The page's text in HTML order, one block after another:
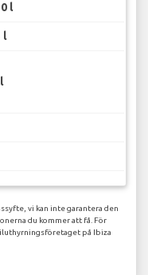
l
l
vi kan inte garantera den
du kommer att få. För
på Ibiza